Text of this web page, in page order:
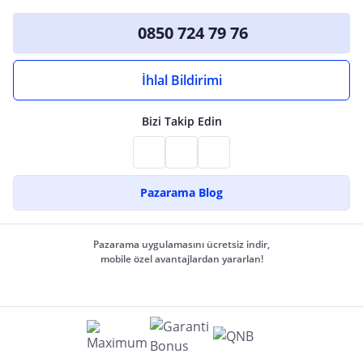
0850 724 79 76
İhlal Bildirimi
Bizi Takip Edin
Pazarama Blog
Pazarama uygulamasını ücretsiz indir,
mobile özel avantajlardan yararlan!